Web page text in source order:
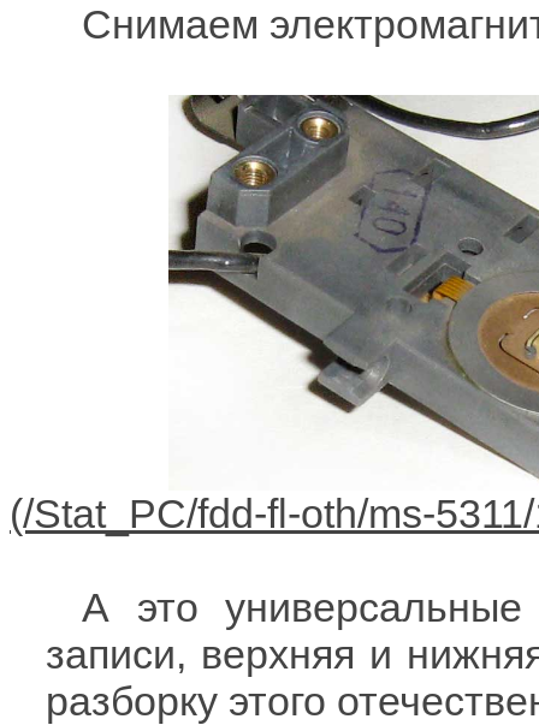
Снимаем
А это
записи, верхняя и
разборку этого